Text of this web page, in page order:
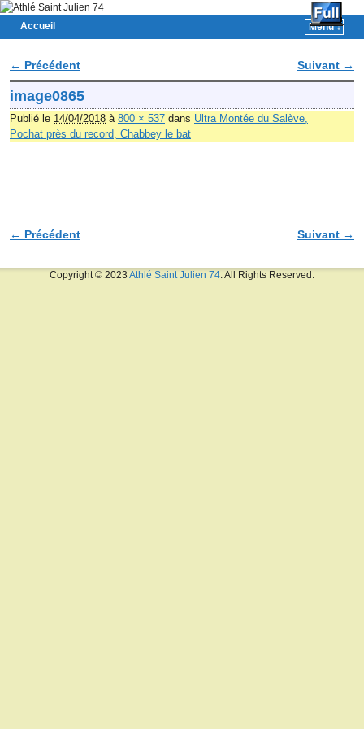
Accueil
Menu ↓
Navigation des images
← Précédent Suivant →
image0865
Publié le 14/04/2018 à 800 × 537 dans Ultra Montée du Salève,
Pochat près du record, Chabbey le bat
Navigation des images
← Précédent Suivant →
Copyright © 2023 Athlé Saint Julien 74 . All Rights Reserved.